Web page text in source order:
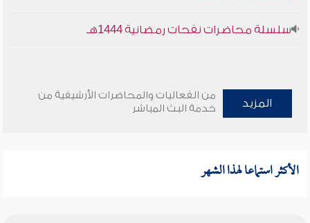
سلسلة محاضرات نفحات رمضانية 1444هـ
المزيد
من الفعاليات والمحاضرات الأرشيفية من
خدمة البث المباشر
الأكثر استماعا لهذا الشهر